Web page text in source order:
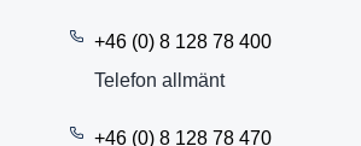
+46 (0) 8 128 78 400
Telefon allmänt
+46 (0) 8 128 78 470